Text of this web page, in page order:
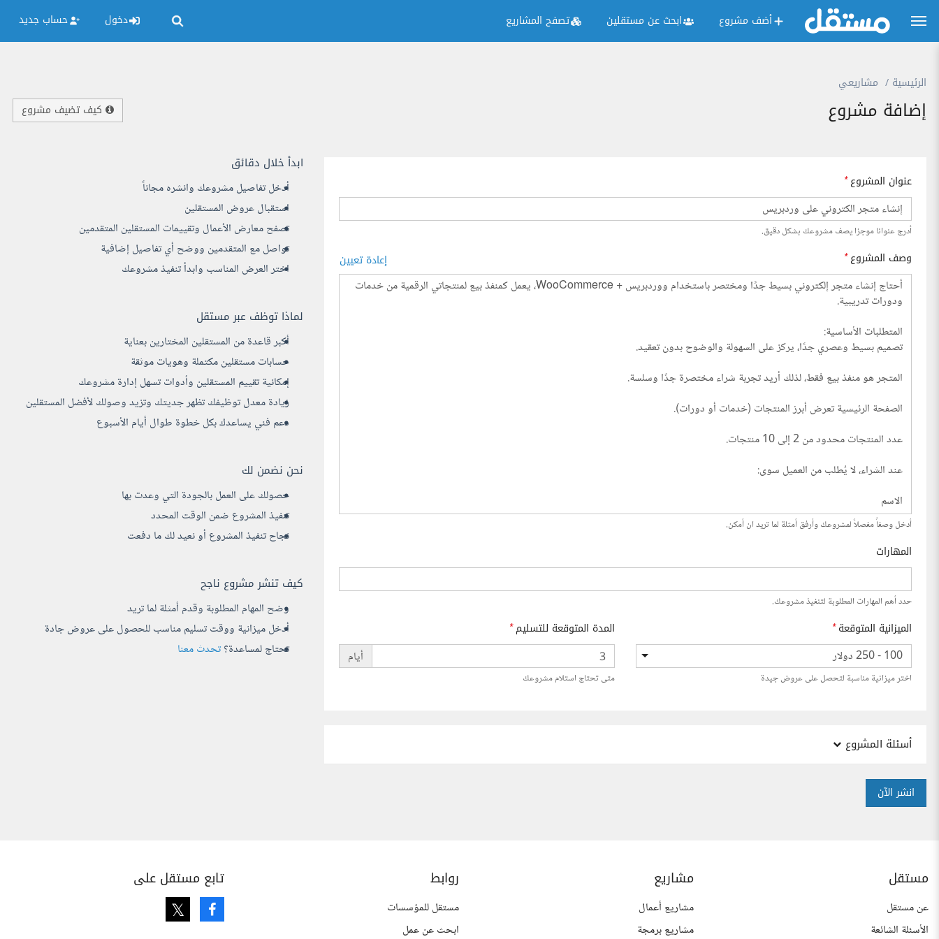
أضف مشروع ابحث عن مستقلين تصفح المشاريع دخول حساب جديد
الرئيسية مشاريعي
إضافة مشروع كيف تضيف مشروع
ابدأ خلال دقائق
أدخل تفاصيل مشروعك وانشره مجاناً
استقبال عروض المستقلين
تصفح معارض الأعمال وتقييمات المستقلين المتقدمين
تواصل مع المتقدمين ووضح أي تفاصيل إضافية
اختر العرض المناسب وابدأ تنفيذ مشروعك
لماذا توظف عبر مستقل
أكبر قاعدة من المستقلين المختارين بعناية
حسابات مستقلين مكتملة وهويات موثقة
إمكانية تقييم المستقلين وأدوات تسهل إدارة مشروعك
زيادة معدل توظيفك تظهر جديتك وتزيد وصولك لأفضل المستقلين
دعم فني يساعدك بكل خطوة طوال أيام الأسبوع
نحن نضمن لك
حصولك على العمل بالجودة التي وعدت بها
تنفيذ المشروع ضمن الوقت المحدد
نجاح تنفيذ المشروع أو نعيد لك ما دفعت
كيف تنشر مشروع ناجح
وضح المهام المطلوبة وقدم أمثلة لما تريد
أدخل ميزانية ووقت تسليم مناسب للحصول على عروض جادة
تحتاج لمساعدة؟تحدث معنا
عنوان المشروع*
أدرج عنوانا موجزا يصف مشروعك بشكل دقيق.
وصف المشروع* إعادة تعيين
أدخل وصفاً مفصلاً لمشروعك وأرفق أمثلة لما تريد ان أمكن.
المهارات
حدد أهم المهارات المطلوبة لتنفيذ مشروعك.
الميزانية المتوقعة*
100 - 250 دولار
اختر ميزانية مناسبة لتحصل على عروض جيدة
المدة المتوقعة للتسليم*
أيام
متى تحتاج استلام مشروعك
أسئلة المشروع
انشر الآن
مستقل
عن مستقل
الأسئلة الشائعة
مشاريع
مشاريع أعمال
مشاريع برمجة
روابط
مستقل للمؤسسات
ابحث عن عمل
تابع مستقل على
Facebook
Twitter